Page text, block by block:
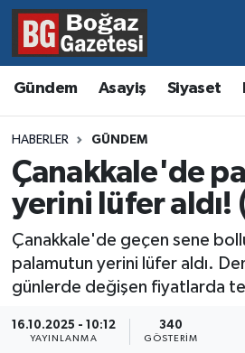
Gündem Asayiş Siyaset
HABERLER GÜNDEM
Çanakkale'de
yerini lüfer aldı!
Çanakkale'de geçen sene
palamutun yerini lüfer aldı.
günlerde değişen fiyatlarda
16.10.2025 - 10:12
YAYINLANMA
340
GÖSTERIM
Asayiş
Eğitim
Ekonomi
Gündem
Kültür ve Sanat
Magazin
Resmi İlanlar
Hava Durumu
Trafik Durumu
Süper Lig Puan Durumu ve
Tüm Manşetler
Son Dakika Haberleri
Haber Arşivi